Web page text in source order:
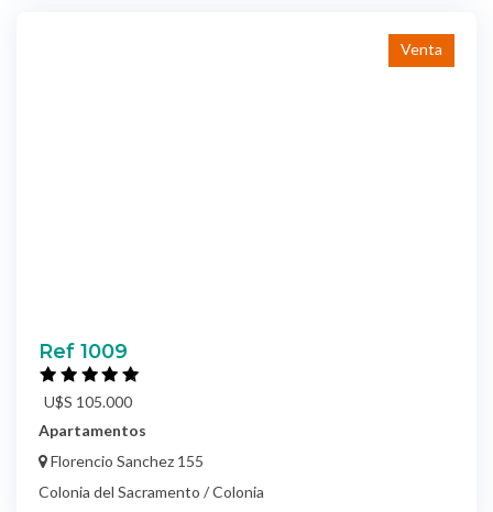
Venta
Ref 1009
U$S 105.000
Apartamentos
Florencio Sanchez 155
Colonia del Sacramento / Colonia